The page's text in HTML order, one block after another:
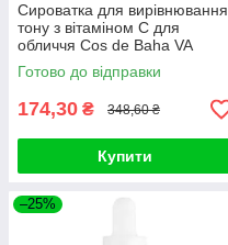
Сироватка для вирівнювання
тону з вітаміном C для
обличчя Cos de Baha VA
Vitamin C 15% Serum, 30ml
Готово до відправки
174,30 ₴ 348,60 ₴
Купити
–25%